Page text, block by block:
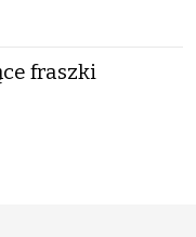
fraszki